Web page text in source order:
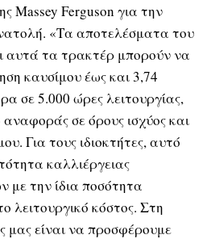
Massey Ferguson για την
«Τα αποτελέσματα του
αυτά τα τρακτέρ μπορούν να
καυσίμου έως και 3,74
σε 5.000 ώρες λειτουργίας,
σε όρους ισχύος και
Για τους ιδιοκτήτες, αυτό
καλλιέργειας
με την ίδια ποσότητα
λειτουργικό κόστος. Στη
μας είναι να προσφέρουμε